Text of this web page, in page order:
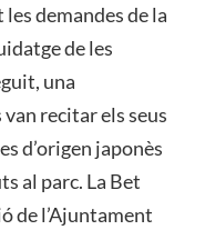
demandes de la
de les
una
recitar els seus
d’origen japonès
al parc. La Bet
de l’Ajuntament